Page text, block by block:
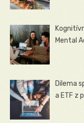
Mental
Dilema
a ETF z